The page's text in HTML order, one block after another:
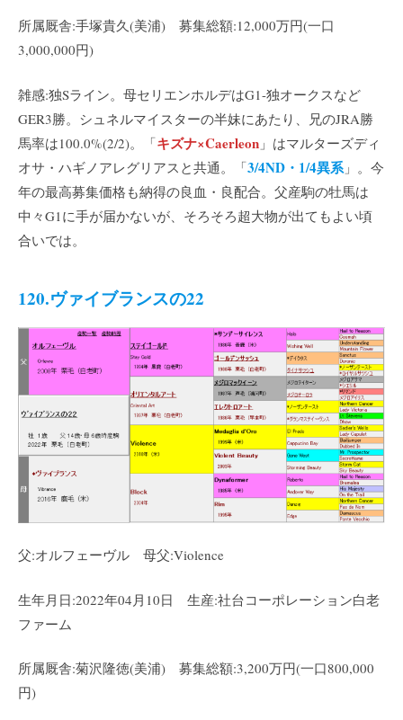
所属厩舎:手塚貴久(美浦) 募集総額:12,000万円(一口
3,000,000円)
雑感:独Sライン。母セリエンホルデはG1-独オークスなど
GER3勝。シュネルマイスターの半妹にあたり、兄のJRA勝
馬率は100.0%(2/2)。「キズナ×Caerleon 」はマルターズディ
オサ・ハギノアレグリアスと共通。「3/4ND・1/4異系 」。今
年の最高募集価格も納得の良血・良配合。父産駒の牡馬は
中々G1に手が届かないが、そろそろ超大物が出てもよい頃
合いでは。
120.ヴァイブランスの22
父:オルフェーヴル 母父:Violence
生年月日:2022年04月10日 生産:社台コーポレーション白老
ファーム
所属厩舎:菊沢隆徳(美浦) 募集総額:3,200万円(一口800,000
円)